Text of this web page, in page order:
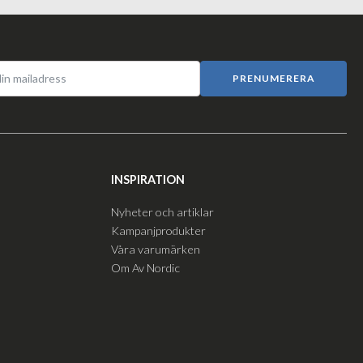
PRENUMERERA
INSPIRATION
Nyheter och artiklar
Kampanjprodukter
Våra varumärken
Om Av Nordic